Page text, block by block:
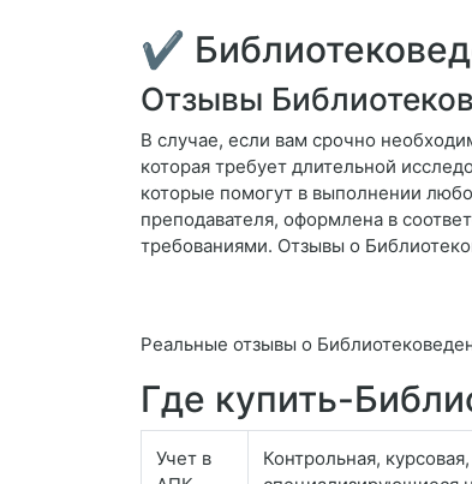
✔
Отзывы
В случае, если вам срочно
которая требует длительной
которые помогут в выполнении
преподавателя, оформлена в
требованиями. Отзывы о
Реальные отзывы о
Где купить-
Учет в
Контрольная,